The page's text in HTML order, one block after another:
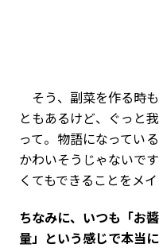
そう、副菜を作る時
ともあるけど、ぐっと
って。物語になってい
かわいそうじゃないで
くてもできることをメ
――ちなみに、いつも「
量」という感じで本当